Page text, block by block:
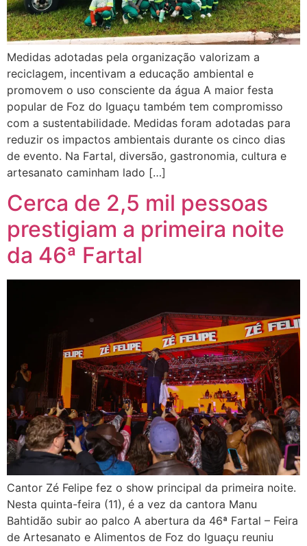
Medidas adotadas pela organização valorizam a
reciclagem, incentivam a educação ambiental e
promovem o uso consciente da água A maior festa
popular de Foz do Iguaçu também tem compromisso
com a sustentabilidade. Medidas foram adotadas para
reduzir os impactos ambientais durante os cinco dias
de evento. Na Fartal, diversão, gastronomia, cultura e
artesanato caminham lado […]
Cerca de 2,5 mil pessoas
prestigiam a primeira noite
da 46ª Fartal
Cantor Zé Felipe fez o show principal da primeira noite.
Nesta quinta-feira (11), é a vez da cantora Manu
Bahtidão subir ao palco A abertura da 46ª Fartal – Feira
de Artesanato e Alimentos de Foz do Iguaçu reuniu